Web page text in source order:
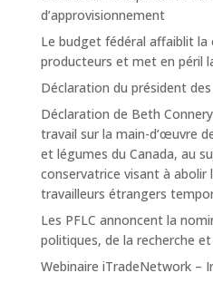
d’approvisionnement
Le budget fédéral affaiblit
producteurs et met en péril
Déclaration du président des
Déclaration de Beth
travail sur la main-d’œuvre
et légumes du Canada, au
conservatrice visant à abolir
travailleurs étrangers
Les PFLC annoncent la
politiques, de la recherche
Webinaire iTradeNetwork –